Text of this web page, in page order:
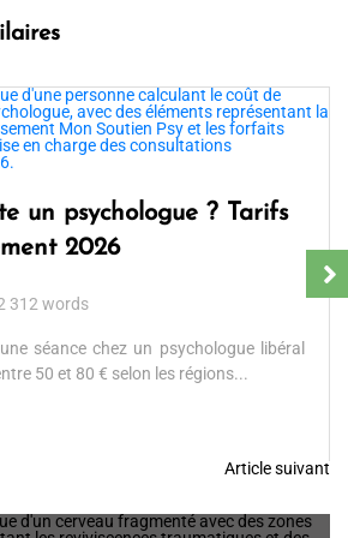
psychologue ? Tarifs
2026
words
séance chez un psychologue libéral
50 et 80 € selon les régions...
Article suivant